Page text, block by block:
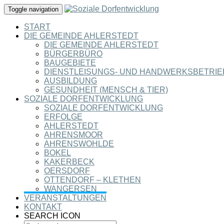
Toggle navigation
START
DIE GEMEINDE AHLERSTEDT
DIE GEMEINDE AHLERSTEDT
BÜRGERBÜRO
BAUGEBIETE
DIENSTLEISUNGS- UND
AUSBILDUNG
GESUNDHEIT (MENSCH & TIER)
SOZIALE DORFENTWICKLUNG
SOZIALE DORFENTWICKLUNG
ERFOLGE
AHLERSTEDT
AHRENSMOOR
AHRENSWOHLDE
BOKEL
KAKERBECK
OERSDORF
OTTENDORF – KLETHEN
WANGERSEN
VERANSTALTUNGEN
KONTAKT
SEARCH ICON